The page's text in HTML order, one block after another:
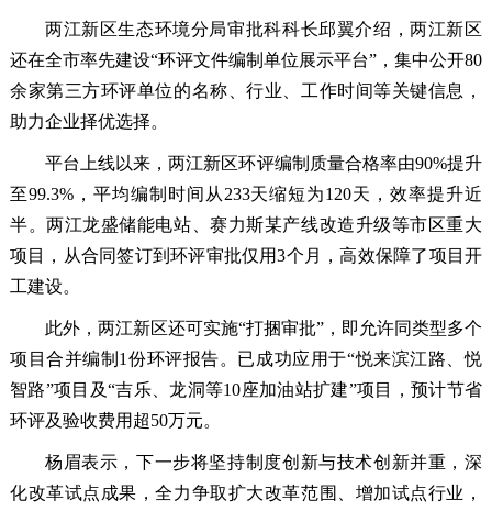
两江新区生态环境分局审批科科长邱翼介绍，两江新区
还在全市率先建设“环评文件编制单位展示平台”，集中公开80
余家第三方环评单位的名称、行业、工作时间等关键信息，
助力企业择优选择。
平台上线以来，两江新区环评编制质量合格率由90%提升
至99.3%，平均编制时间从233天缩短为120天，效率提升近
半。两江龙盛储能电站、赛力斯某产线改造升级等市区重大
项目，从合同签订到环评审批仅用3个月，高效保障了项目开
工建设。
此外，两江新区还可实施“打捆审批”，即允许同类型多个
项目合并编制1份环评报告。已成功应用于“悦来滨江路、悦
智路”项目及“吉乐、龙洞等10座加油站扩建”项目，预计节省
环评及验收费用超50万元。
杨眉表示，下一步将坚持制度创新与技术创新并重，深
化改革试点成果，全力争取扩大改革范围、增加试点行业，